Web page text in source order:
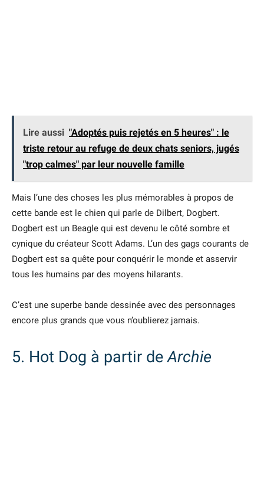
Lire aussi "Adoptés puis rejetés en 5 heures" : le
triste retour au refuge de deux chats seniors, jugés
"trop calmes" par leur nouvelle famille
Mais l’une des choses les plus mémorables à propos de
cette bande est le chien qui parle de Dilbert, Dogbert.
Dogbert est un Beagle qui est devenu le côté sombre et
cynique du créateur Scott Adams. L’un des gags courants de
Dogbert est sa quête pour conquérir le monde et asservir
tous les humains par des moyens hilarants.
C’est une superbe bande dessinée avec des personnages
encore plus grands que vous n’oublierez jamais.
5. Hot Dog à partir deArchie